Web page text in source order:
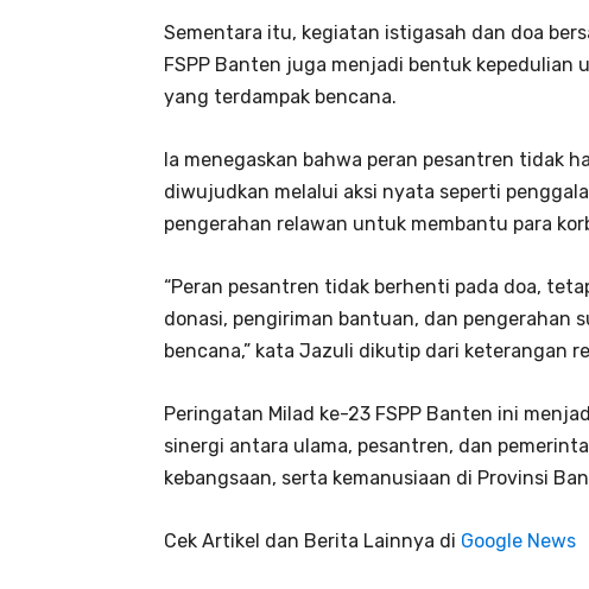
Sementara itu, kegiatan istigasah dan doa
FSPP Banten juga menjadi bentuk kepedulian
yang terdampak bencana.
Ia menegaskan bahwa peran pesantren tidak
diwujudkan melalui aksi nyata seperti
pengerahan relawan untuk membantu para
“Peran pesantren tidak berhenti pada doa,
donasi, pengiriman bantuan, dan pengerahan
bencana,” kata Jazuli dikutip dari keterangan
Peringatan Milad ke-23 FSPP Banten ini
sinergi antara ulama, pesantren, dan
kebangsaan, serta kemanusiaan di Provinsi
Cek Artikel dan Berita Lainnya di Google News